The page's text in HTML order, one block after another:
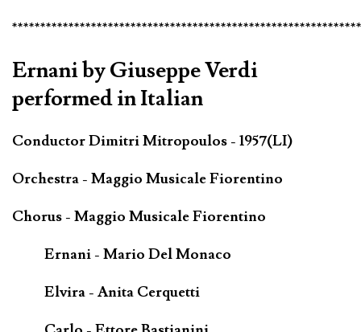
Ernani by Giuseppe Verdi
performed in Italian
Conductor Dimitri Mitropoulos - 1957(LI)
Orchestra - Maggio Musicale Fiorentino
Chorus - Maggio Musicale Fiorentino
Ernani - Mario Del Monaco
Elvira - Anita Cerquetti